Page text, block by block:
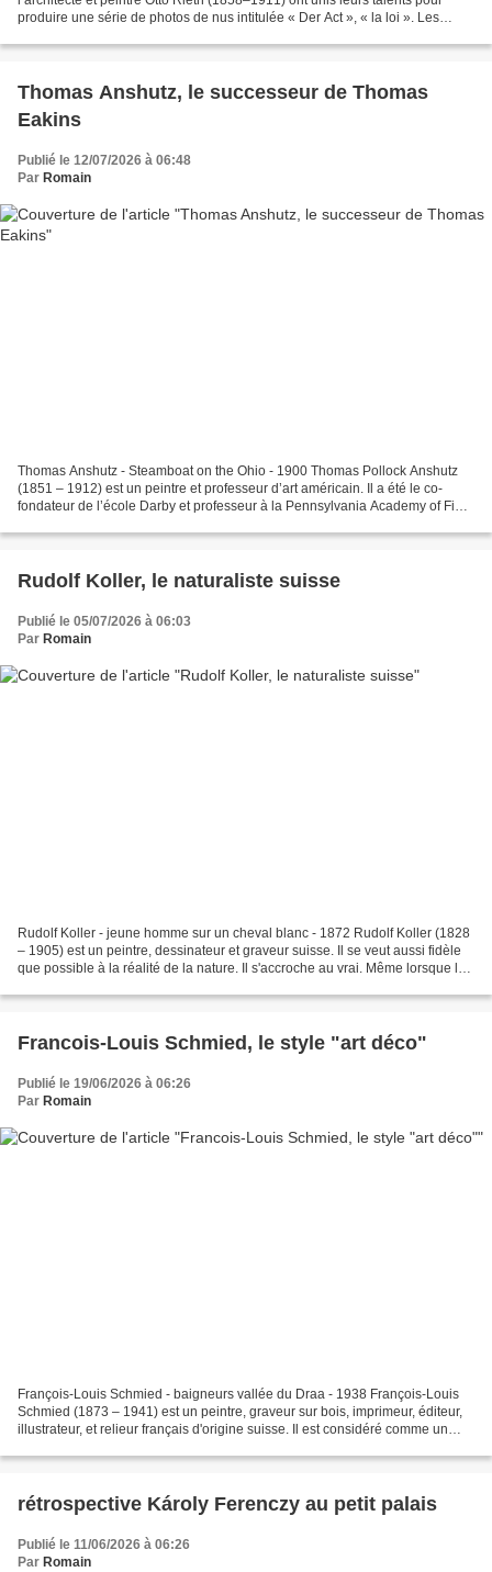
produire une série de photos de nus intitulée « Der Act », « la loi ». Les
Thomas Anshutz, le successeur de Thomas
Eakins
Publié le 12/07/2026 à 06:48
Par Romain
Thomas Anshutz - Steamboat on the Ohio - 1900 Thomas Pollock Anshutz
(1851 – 1912) est un peintre et professeur d’art américain. Il a été le co-
fondateur de l’école Darby et professeur à la Pennsylvania Academy of Fine
Rudolf Koller, le naturaliste suisse
Publié le 05/07/2026 à 06:03
Par Romain
Rudolf Koller - jeune homme sur un cheval blanc - 1872 Rudolf Koller (1828
– 1905) est un peintre, dessinateur et graveur suisse. Il se veut aussi fidèle
que possible à la réalité de la nature. Il s'accroche au vrai. Même lorsque le
Francois-Louis Schmied, le style "art déco"
Publié le 19/06/2026 à 06:26
Par Romain
François-Louis Schmied - baigneurs vallée du Draa - 1938 François-Louis
Schmied (1873 – 1941) est un peintre, graveur sur bois, imprimeur, éditeur,
illustrateur, et relieur français d'origine suisse. Il est considéré comme un
rétrospective Károly Ferenczy au petit palais
Publié le 11/06/2026 à 06:26
Par Romain